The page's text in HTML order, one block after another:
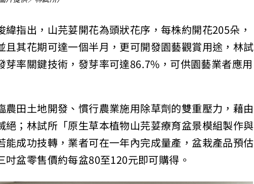
指出，山芫荽開花為頭狀花序，每株約開花205朵，
其花期可達一個半月，更可開發園藝觀賞用途，林試
率關鍵技術，發芽率可達86.7%，可供園藝業者應用
田土地開發、慣行農業施用除草劑的雙重壓力，藉由
；林試所「原生草本植物山芫荽療育盆景模組製作與
成功技轉，業者可在一年內完成量產，盆栽產品預估
盆零售價約每盆80至120元即可購得。